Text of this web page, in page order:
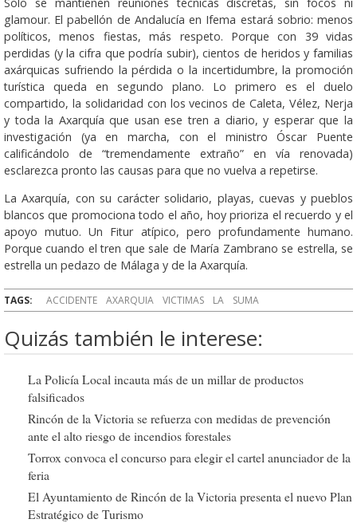
glamour. El pabellón de Andalucía en Ifema estará sobrio: menos
políticos, menos fiestas, más respeto. Porque con 39 vidas
perdidas (y la cifra que podría subir), cientos de heridos y familias
axárquicas sufriendo la pérdida o la incertidumbre, la promoción
turística queda en segundo plano. Lo primero es el duelo
compartido, la solidaridad con los vecinos de Caleta, Vélez, Nerja
y toda la Axarquía que usan ese tren a diario, y esperar que la
investigación (ya en marcha, con el ministro Óscar Puente
calificándolo de “tremendamente extraño” en vía renovada)
esclarezca pronto las causas para que no vuelva a repetirse.
La Axarquía, con su carácter solidario, playas, cuevas y pueblos
blancos que promociona todo el año, hoy prioriza el recuerdo y el
apoyo mutuo. Un Fitur atípico, pero profundamente humano.
Porque cuando el tren que sale de María Zambrano se estrella, se
estrella un pedazo de Málaga y de la Axarquía.
TAGS: ACCIDENTE AXARQUIA VICTIMAS LA SUMA
Quizás también le interese:
La Policía Local incauta más de un millar de productos
falsificados
Rincón de la Victoria se refuerza con medidas de prevención
ante el alto riesgo de incendios forestales
Torrox convoca el concurso para elegir el cartel anunciador de la
feria
El Ayuntamiento de Rincón de la Victoria presenta el nuevo Plan
Estratégico de Turismo